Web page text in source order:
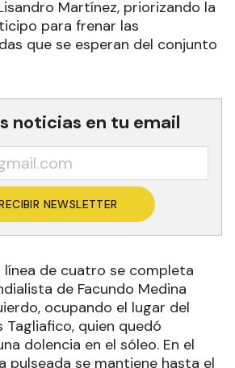
Martínez, priorizando la
para frenar las
que se esperan del conjunto
noticias en tu email
NEWSLETTER
línea de cuatro se completa
de Facundo Medina
ocupando el lugar del
Tagliafico, quien quedó
dolencia en el sóleo. En el
pulseada se mantiene hasta el